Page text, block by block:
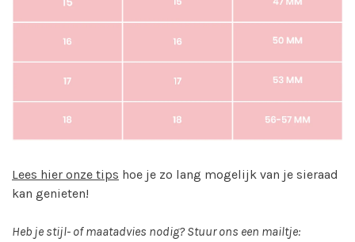
Lees hier onze tips hoe je zo lang mogelijk van je sieraad
kan genieten!
Heb je stijl- of maatadvies nodig? Stuur ons een mailtje: